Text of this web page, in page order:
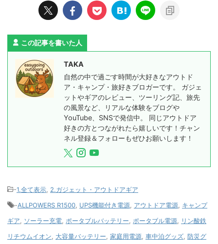
この記事を書いた人
TAKA
自然の中で過ごす時間が大好きなアウトド
ア・キャンプ・旅好きブロガーです。 ガジェ
ットやギアのレビュー、ツーリング記、旅先
の風景など、リアルな体験をブログや
YouTube、SNSで発信中。 同じアウトドア
好きの方とつながれたら嬉しいです！チャン
ネル登録＆フォローもぜひお願いします！
-1.全て表示 2.ガジェット・アウトドアギア
-ALLPOWERS R1500 UPS機能付き電源 アウトドア電源 キャンプ
ギア
ソーラー充電 ポータブルバッテリー ポータブル電源
リン酸鉄
リチウムイオン
大容量バッテリー 家庭用電源 車中泊グッズ 防災グ